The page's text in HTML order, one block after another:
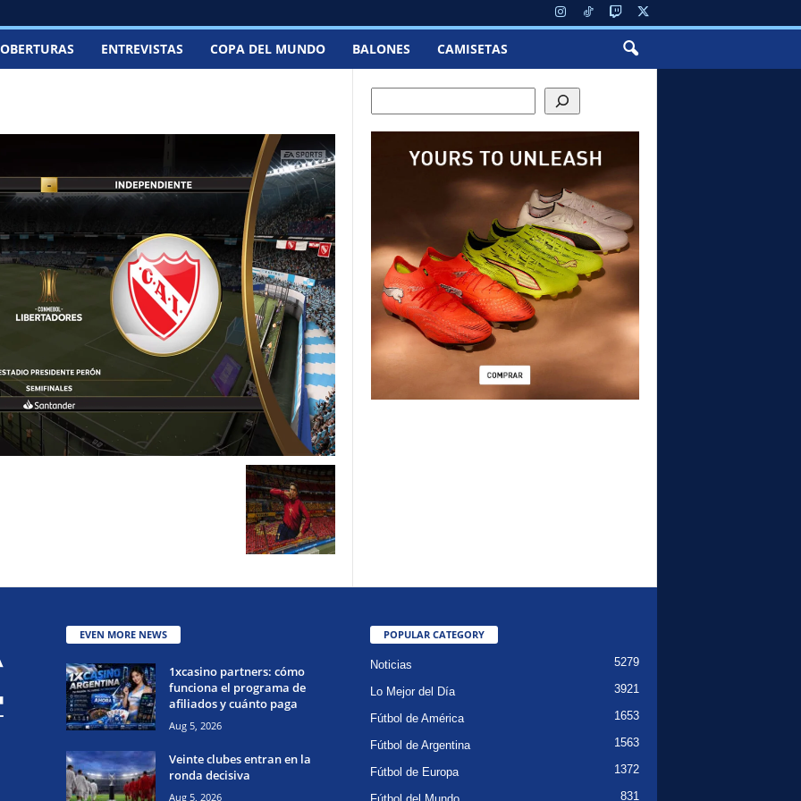
ENTREVISTAS COPA DEL MUNDO BALONES CAMISETAS
EVEN MORE NEWS
1xcasino partners: cómo
funciona el programa de
afiliados y cuánto paga
Aug 5, 2026
Veinte clubes entran en la
ronda decisiva
Aug 5, 2026
POPULAR CATEGORY
Noticias 5279
Lo Mejor del Día 3921
Fútbol de América 1653
Fútbol de Argentina 1563
Fútbol de Europa 1372
831